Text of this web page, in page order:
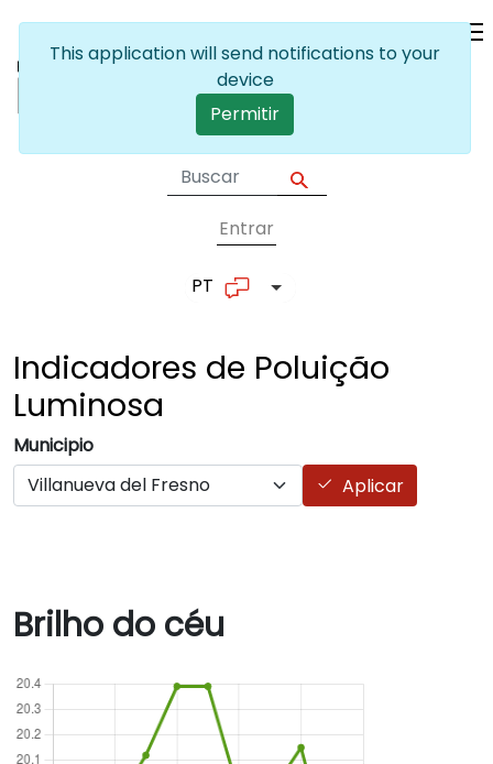
User account
Entrar
PT Lista de ações adicionais
Indicadores de Poluição
Luminosa
Municipio
Aplicar
Brilho do céu
This application will send notifications to your
device
Permitir